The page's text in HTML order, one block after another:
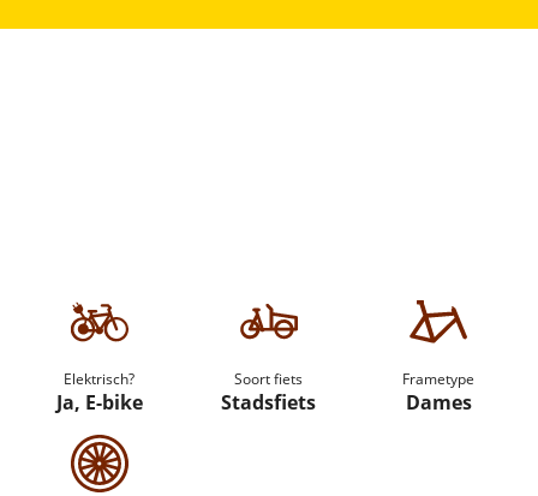
Elektrisch?
Ja, E-bike
Soort fiets
Stadsfiets
Frametype
Dames